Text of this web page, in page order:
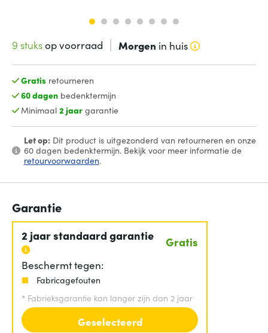
9 stuksop voorraad Morgen in huis
Gratis retourneren
60 dagenbedenktermijn
Minimaal 2 jaargarantie
Let op:Dit product is uitgezonderd van retourneren en onze
60 dagen bedenktermijn. Bekijk voor meer informatie de
retourvoorwaarden.
Garantie
2 jaar standaard garantie Gratis
Beschermt tegen:
Fabricagefouten
* Fabrieksgarantie kan langer zijn dan 2 jaar
Geselecteerd